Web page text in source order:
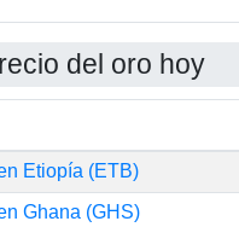
del oro hoy
Etiopía (ETB)
Ghana (GHS)